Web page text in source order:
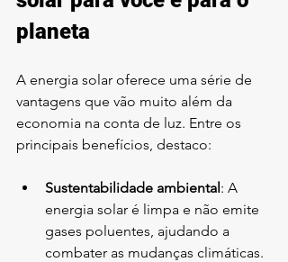
planeta
A energia solar oferece uma série de
vantagens que vão muito além da
economia na conta de luz. Entre os
principais benefícios, destaco:
Sustentabilidade ambiental: A
energia solar é limpa e não emite
gases poluentes, ajudando a
combater as mudanças climáticas.